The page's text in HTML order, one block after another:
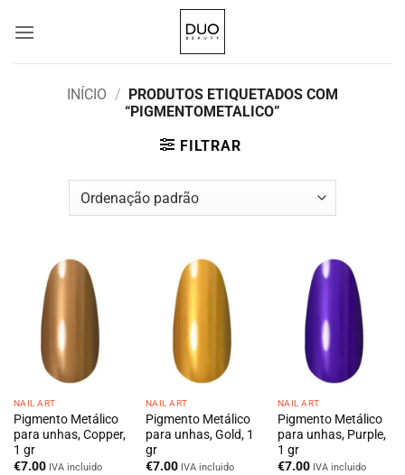
INÍCIO / PRODUTOS ETIQUETADOS COM
“PIGMENTOMETALICO”
FILTRAR
NAIL ART
Pigmento Metálico
para unhas, Copper,
1 gr
€7.00 IVA incluido
NAIL ART
Pigmento Metálico
para unhas, Gold, 1
gr
€7.00 IVA incluido
NAIL ART
Pigmento Metálico
para unhas, Purple,
1 gr
€7.00 IVA incluido